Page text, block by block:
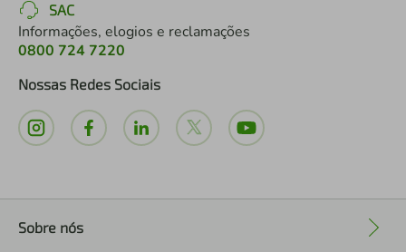
SAC
Informações, elogios e reclamações
0800 724 7220
Nossas Redes Sociais
Sobre nós